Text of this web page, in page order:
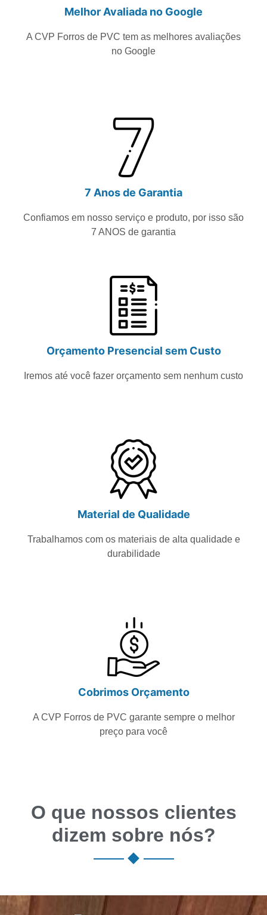
Melhor Avaliada no Google
A CVP Forros de PVC tem as melhores avaliações
no Google
7 Anos de Garantia
Confiamos em nosso serviço e produto, por isso são
7 ANOS de garantia
Orçamento Presencial sem Custo
Iremos até você fazer orçamento sem nenhum custo
Material de Qualidade
Trabalhamos com os materiais de alta qualidade e
durabilidade
Cobrimos Orçamento
A CVP Forros de PVC garante sempre o melhor
preço para você
O que nossos clientes
dizem sobre nós?